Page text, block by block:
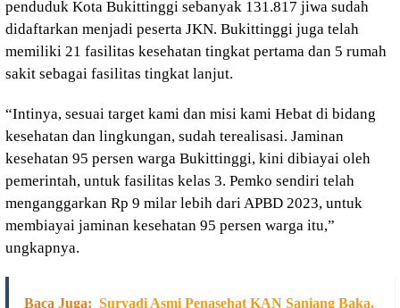
penduduk Kota Bukittinggi sebanyak 131.817 jiwa sudah
didaftarkan menjadi peserta JKN. Bukittinggi juga telah
memiliki 21 fasilitas kesehatan tingkat pertama dan 5 rumah
sakit sebagai fasilitas tingkat lanjut.
“Intinya, sesuai target kami dan misi kami Hebat di bidang
kesehatan dan lingkungan, sudah terealisasi. Jaminan
kesehatan 95 persen warga Bukittinggi, kini dibiayai oleh
pemerintah, untuk fasilitas kelas 3. Pemko sendiri telah
menganggarkan Rp 9 milar lebih dari APBD 2023, untuk
membiayai jaminan kesehatan 95 persen warga itu,”
ungkapnya.
Baca Juga: Suryadi Asmi Penasehat KAN Saniang Baka,